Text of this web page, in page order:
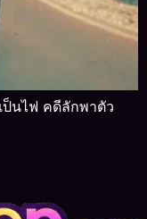
ป็นไฟ คดีลักพาตัว